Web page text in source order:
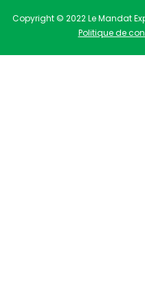
Copyright © 2022 Le Mandat
Politique de